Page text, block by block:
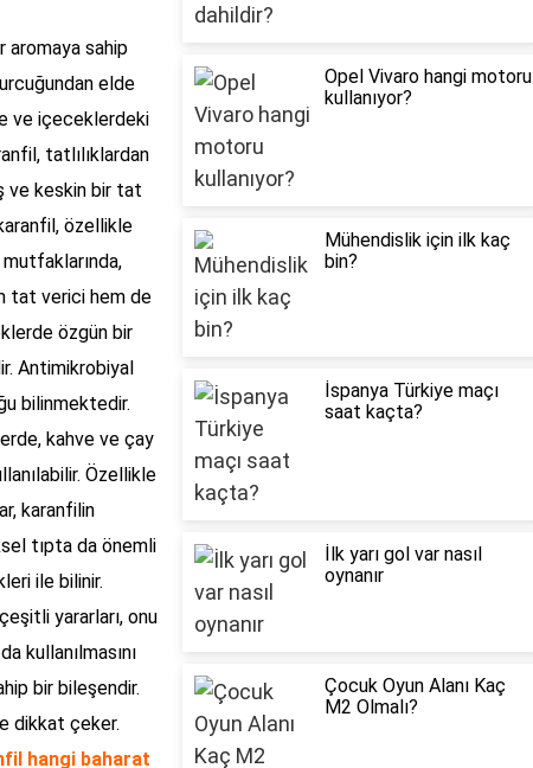
aromaya sahip
elde
ve içeceklerdeki
tatlılıklardan
ve keskin bir tat
özellikle
tat verici hem de
özgün bir
Antimikrobiyal
bilinmektedir.
kahve ve çay
Özellikle
karanfilin
tıpta da önemli
ile bilinir.
yararları, onu
kullanılmasını
bir bileşendir.
dikkat çeker.
hangi baharat
Opel Vivaro hangi motoru
kullanıyor?
Mühendislik için ilk kaç
bin?
İspanya Türkiye maçı
saat kaçta?
İlk yarı gol var nasıl
oynanır
Çocuk Oyun Alanı Kaç
M2 Olmalı?